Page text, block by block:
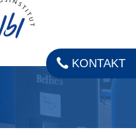
KONTAKT